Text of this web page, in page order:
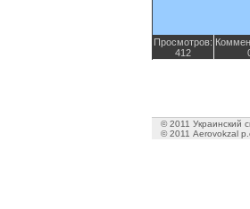
Просмотров:
412
© 2011 Украинский
© 2011 Aerovokzal